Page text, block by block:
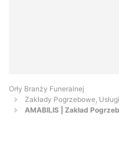
Orły Branży Funeralnej
Zakłady Pogrzebowe,
AMABILIS | Zakład